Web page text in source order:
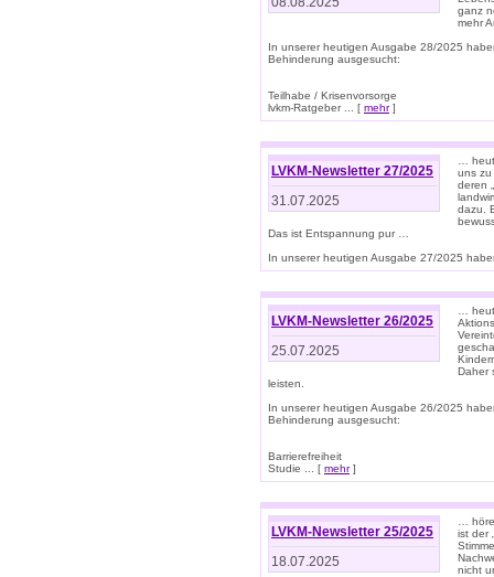
ganz
mehr
In unserer heutigen Ausgabe 28/2025
Behinderung ausgesucht:
Teilhabe / Krisenvorsorge
lvkm-Ratgeber ... [ mehr]
LVKM-Newsletter 27/2025
31.07.2025
…
uns zu
deren
dazu.
Das ist Entspannung pur …
In unserer heutigen Ausgabe 27/2025
LVKM-Newsletter 26/2025
25.07.2025
…
Daher
leisten.
In unserer heutigen Ausgabe 26/2025
Behinderung ausgesucht:
Barrierefreiheit
Studie ... [ mehr]
LVKM-Newsletter 25/2025
18.07.2025
…
ist der
nicht